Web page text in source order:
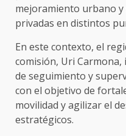
mejoramiento urbano
privadas en distintos
En este contexto, el
comisión, Uri
de seguimiento y
con el objetivo de
movilidad y agilizar el
estratégicos.